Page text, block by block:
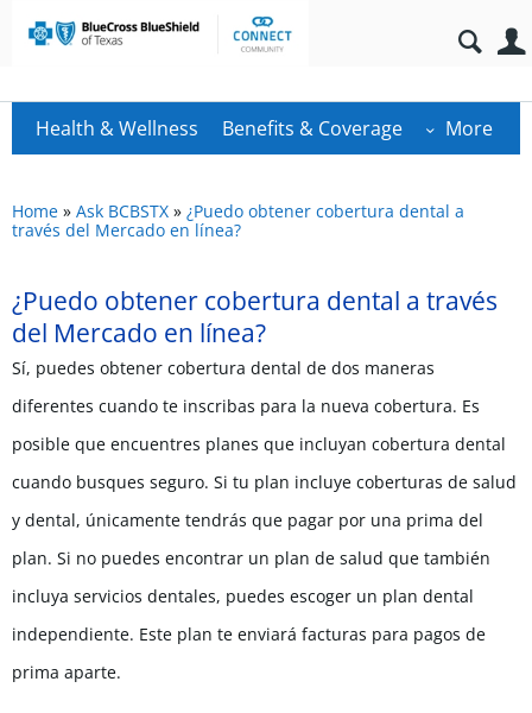
Health & Wellness Benefits & Coverage More
Home » Ask BCBSTX » ¿Puedo obtener cobertura dental a
través del Mercado en línea?
¿Puedo obtener cobertura dental a través
del Mercado en línea?
Sí, puedes obtener cobertura dental de dos maneras
diferentes cuando te inscribas para la nueva cobertura. Es
posible que encuentres planes que incluyan cobertura dental
cuando busques seguro. Si tu plan incluye coberturas de salud
y dental, únicamente tendrás que pagar por una prima del
plan. Si no puedes encontrar un plan de salud que también
incluya servicios dentales, puedes escoger un plan dental
independiente. Este plan te enviará facturas para pagos de
prima aparte.